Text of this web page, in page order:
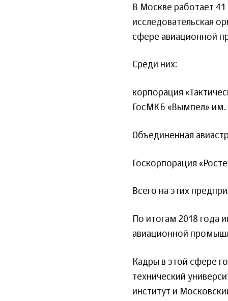
В Москве работает 41
исследовательская
сфере авиационной
Среди них:
корпорация
ГосМКБ «Вымпел»
Объединенная
Госкорпорация
Всего на этих
По итогам 2018 года
авиационной
Кадры в этой сфере
технический
институт и